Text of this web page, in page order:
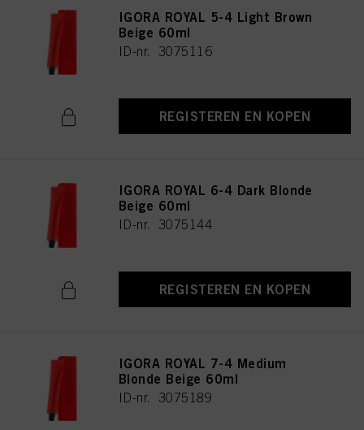
IGORA ROYAL 5-4 Light Brown
Beige 60ml
ID-nr. 3075116
REGISTEREN EN KOPEN
IGORA ROYAL 6-4 Dark Blonde
Beige 60ml
ID-nr. 3075144
REGISTEREN EN KOPEN
IGORA ROYAL 7-4 Medium
Blonde Beige 60ml
ID-nr. 3075189